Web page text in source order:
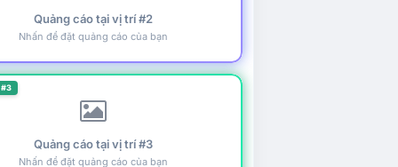
Quảng cáo tại vị trí #2
Nhấn để đặt quảng cáo của bạn
Quảng cáo tại vị trí #3
Nhấn để đặt quảng cáo của bạn